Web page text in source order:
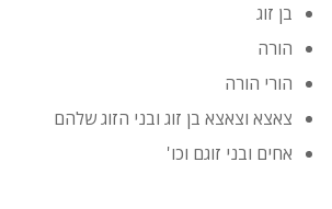
בן זוג
הורה
הורי הורה
צאצא וצאצא בן זוג ובני הזוג שלהם
אחים ובני זוגם וכו'